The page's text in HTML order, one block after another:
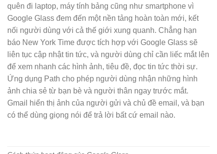
quên đi laptop, máy tính bảng cũng như smartphone vì
Google Glass đem đến một nền tảng hoàn toàn mới, kết
nối người dùng với cả thế giới xung quanh. Chẳng hạn
báo New York Time được tích hợp với Google Glass sẽ
liên tục cập nhật tin tức, và người dùng chỉ cần liếc mắt lên
để xem nhanh các hình ảnh, tiêu đề, đọc tin tức thời sự.
Ứng dụng Path cho phép người dùng nhận những hình
ảnh chia sẻ từ bạn bè và người thân ngay trước mắt.
Gmail hiển thị ảnh của người gửi và chủ đề email, và bạn
có thể dùng giọng nói để trả lời bất cứ email nào.